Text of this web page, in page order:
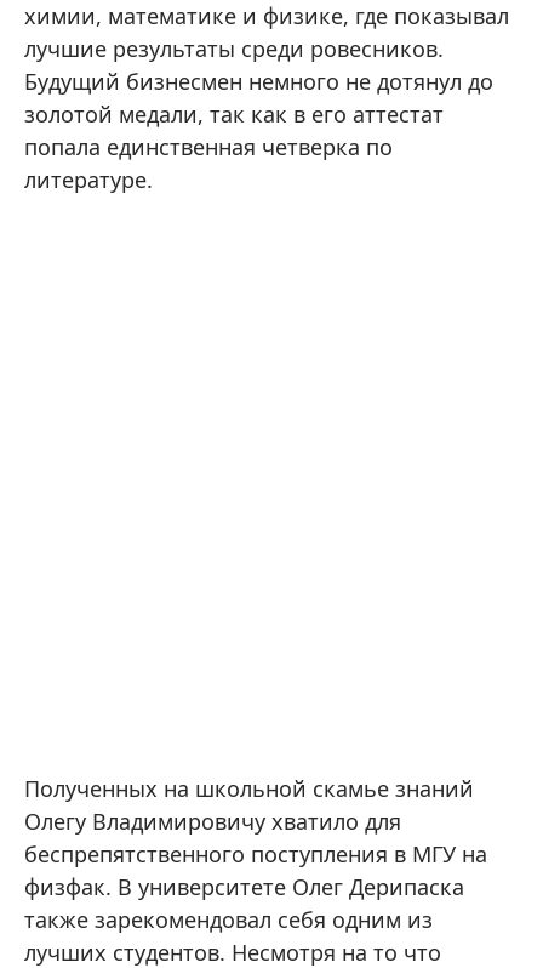
химии, математике и физике, где показывал
лучшие результаты среди ровесников.
Будущий бизнесмен немного не дотянул до
золотой медали, так как в его аттестат
попала единственная четверка по
литературе.
Полученных на школьной скамье знаний
Олегу Владимировичу хватило для
беспрепятственного поступления в МГУ на
физфак. В университете Олег Дерипаска
также зарекомендовал себя одним из
лучших студентов. Несмотря на то что